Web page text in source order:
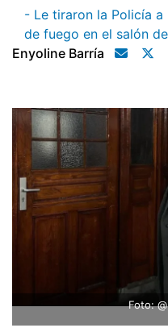
- Le tiraron la Policía a
de fuego en el salón
Enyoline Barría
Foto: